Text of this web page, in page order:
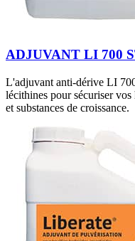
ADJUVANT LI 700
L'adjuvant anti-dérive LI
lécithines pour sécuriser
et substances de croissance.